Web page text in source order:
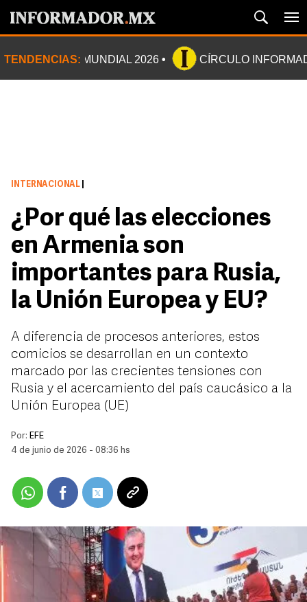
TENDENCIAS: MUNDIAL 2026 CÍRCULO
INTERNACIONAL
¿Por qué las elecciones
en Armenia son
importantes para Rusia,
la Unión Europea y EU?
A diferencia de procesos anteriores, estos
comicios se desarrollan en un contexto
marcado por las crecientes tensiones con
Rusia y el acercamiento del país caucásico a la
Unión Europea (UE)
Por: EFE
4 de junio de 2026 - 08:36 hs